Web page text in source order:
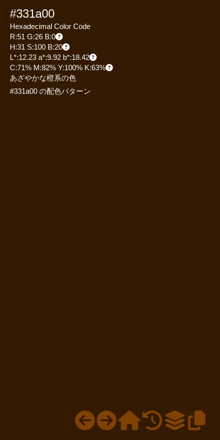
#331a00
Hexadecimal Color Code
R:51 G:26 B:0
H:31 S:100 B:20
L*:12.23 a*:9.92 b*:18.42
C:71% M:82% Y:100% K:63%
あざやかな橙系の色
#331a00 の配色パターン